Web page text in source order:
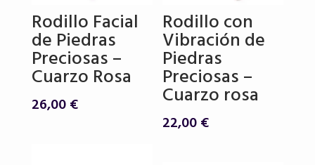
Rodillo Facial
de Piedras
Preciosas –
Cuarzo Rosa
26,00€
Rodillo con
Vibración de
Piedras
Preciosas –
Cuarzo rosa
22,00€